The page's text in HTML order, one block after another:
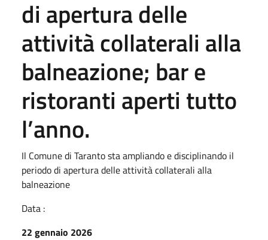
di apertura delle
attività collaterali alla
balneazione; bar e
ristoranti aperti tutto
l’anno.
Il Comune di Taranto sta ampliando e disciplinando il
periodo di apertura delle attività collaterali alla
balneazione
Data :
22 gennaio 2026